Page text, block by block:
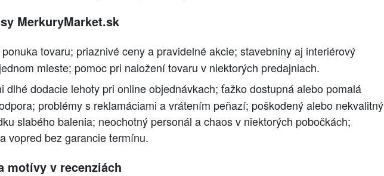
MerkuryMarket.sk
tovaru; priaznivé ceny a pravidelné akcie; stavebniny aj interiérový
mieste; pomoc pri naložení tovaru v niektorých predajniach.
dlhé dodacie lehoty pri online objednávkach; ťažko dostupná alebo pomalá
problémy s reklamáciami a vrátením peňazí; poškodený alebo nekvalitný
slabého balenia; neochotný personál a chaos v niektorých pobočkách;
vopred bez garancie termínu.
motívy v recenziách